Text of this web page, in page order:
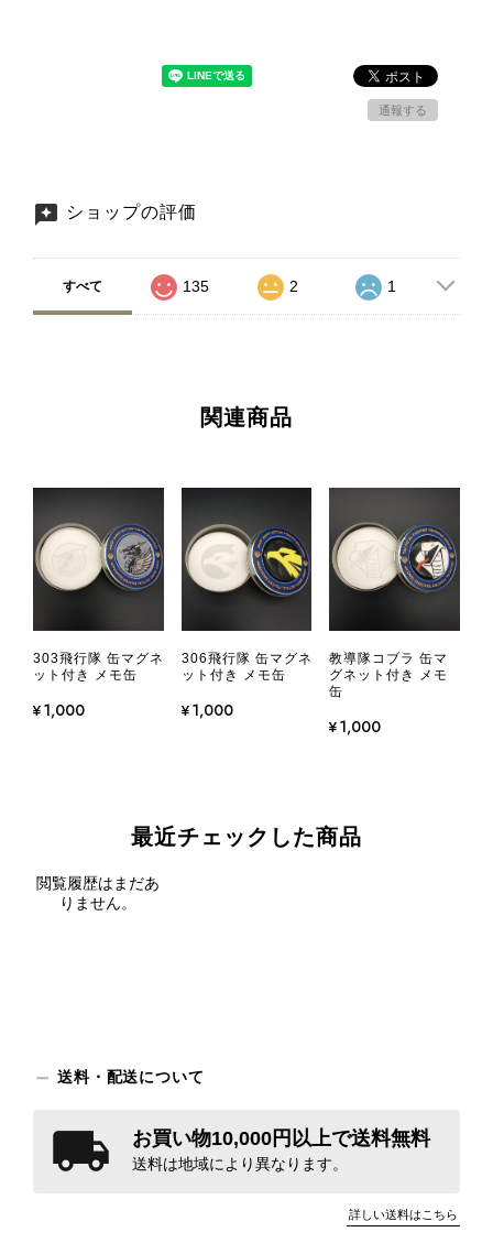
通報する
ショップの評価
すべて 135 2 1
関連商品
303飛行隊 缶マグネ
ット付き メモ缶
¥1,000
306飛行隊 缶マグネ
ット付き メモ缶
¥1,000
教導隊コブラ 缶マ
グネット付き メモ
缶
¥1,000
最近チェックした商品
閲覧履歴はまだあ
りません。
送料・配送について
お買い物10,000円以上で送料無料
送料は地域により異なります。
詳しい送料はこちら